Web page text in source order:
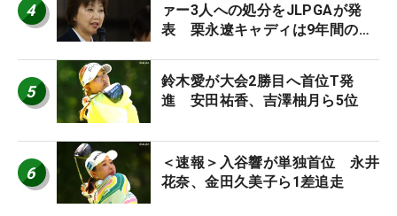
4
ァー3人への処分をJLPGAが発
表 栗永遼キャディは9年間の立
5
鈴木愛が大会2勝目へ首位T発
進 安田祐香、吉澤柚月ら5位
6
＜速報＞入谷響が単独首位 永井
花奈、金田久美子ら1差追走